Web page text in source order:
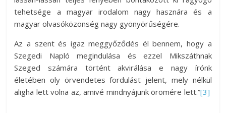
tehetsége a magyar irodalom nagy hasznára és a
magyar olvasóközönség nagy gyönyörűségére.
Az a szent és igaz meggyőződés él bennem, hogy a
Szegedi Napló megindulása és ezzel Mikszáthnak
Szeged számára történt akvirálása e nagy írónk
életében oly örvendetes fordulást jelent, mely nélkül
aligha lett volna az, amivé mindnyájunk örömére lett.”[3]